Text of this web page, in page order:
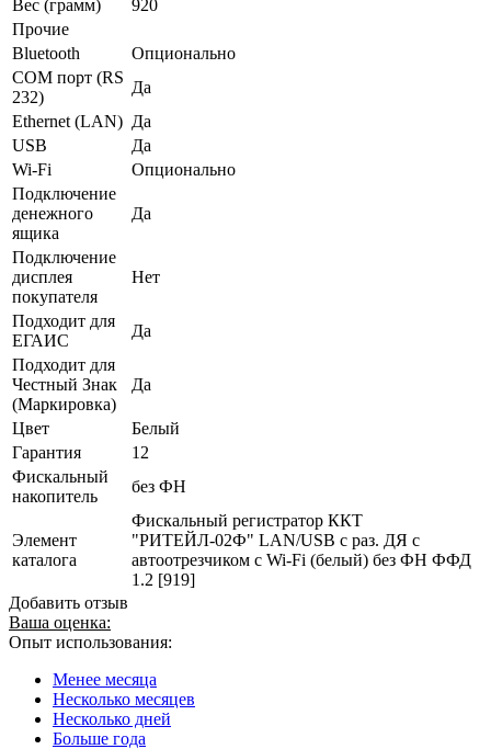
Вес (грамм)
920
Прочие
Bluetooth
Опционально
COM порт (RS
232)
Да
Ethernet (LAN) Да
USB
Да
Wi-Fi
Опционально
Подключение
денежного
ящика
Да
Подключение
дисплея
покупателя
Нет
Подходит для
ЕГАИС
Да
Подходит для
Честный Знак
(Маркировка)
Да
Цвет
Белый
Гарантия
12
Фискальный
накопитель
без ФН
Элемент
каталога
Фискальный регистратор ККТ
"РИТЕЙЛ-02Ф" LAN/USB с раз. ДЯ с
автоотрезчиком c Wi-Fi (белый) без ФН ФФД
1.2 [919]
Добавить отзыв
Ваша оценка:
Опыт использования:
Менее месяца
Несколько месяцев
Несколько дней
Больше года